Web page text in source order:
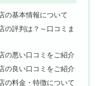
の基本情報について
の評判は？～口コミま
の悪い口コミをご紹介
の良い口コミをご紹介
の料金・特徴について